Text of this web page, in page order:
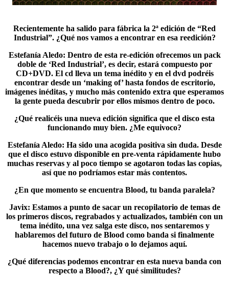
Recientemente ha salido para fábrica la 2ª edición de “Red
Industrial”. ¿Qué nos vamos a encontrar en esa reedición?
Estefanía Aledo: Dentro de esta re-edición ofrecemos un pack
doble de ‘Red Industrial’, es decir, estará compuesto por
CD+DVD. El cd lleva un tema inédito y en el dvd podréis
encontrar desde un ‘making of’ hasta fondos de escritorio,
imágenes inéditas, y mucho más contenido extra que esperamos
la gente pueda descubrir por ellos mismos dentro de poco.
¿Qué realicéis una nueva edición significa que el disco esta
funcionando muy bien. ¿Me equivoco?
Estefanía Aledo: Ha sido una acogida positiva sin duda. Desde
que el disco estuvo disponible en pre-venta rápidamente hubo
muchas reservas y al poco tiempo se agotaron todas las copias,
así que no podríamos estar más contentos.
¿En que momento se encuentra Blood, tu banda paralela?
Javix: Estamos a punto de sacar un recopilatorio de temas de
los primeros discos, regrabados y actualizados, también con un
tema inédito, una vez salga este disco, nos sentaremos y
hablaremos del futuro de Blood como banda si finalmente
hacemos nuevo trabajo o lo dejamos aquí.
¿Qué diferencias podemos encontrar en esta nueva banda con
respecto a Blood?, ¿Y qué similitudes?